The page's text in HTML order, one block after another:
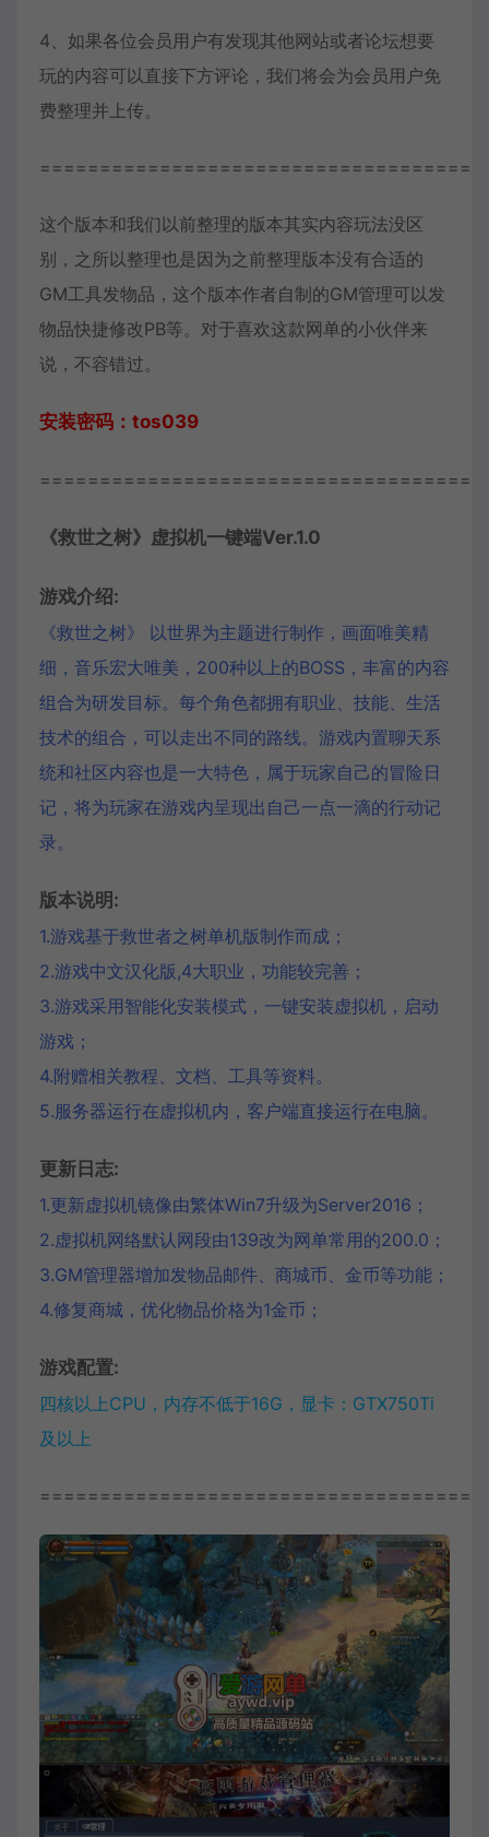
4、如果各位会员用户有发现其他网站或者论坛想要
玩的内容可以直接下方评论，我们将会为会员用户免
费整理并上传。
这个版本和我们以前整理的版本其实内容玩法没区
别，之所以整理也是因为之前整理版本没有合适的
GM工具发物品，这个版本作者自制的GM管理可以发
物品快捷修改PB等。对于喜欢这款网单的小伙伴来
说，不容错过。
安装密码：tos039
《救世之树》虚拟机一键端Ver.1.0
游戏介绍:
《救世之树》 以世界为主题进行制作，画面唯美精
细，音乐宏大唯美，200种以上的BOSS，丰富的内容
组合为研发目标。每个角色都拥有职业、技能、生活
技术的组合，可以走出不同的路线。游戏内置聊天系
统和社区内容也是一大特色，属于玩家自己的冒险日
记，将为玩家在游戏内呈现出自己一点一滴的行动记
录。
版本说明:
1.游戏基于救世者之树单机版制作而成；
2.游戏中文汉化版,4大职业，功能较完善；
3.游戏采用智能化安装模式，一键安装虚拟机，启动
游戏；
4.附赠相关教程、文档、工具等资料。
5.服务器运行在虚拟机内，客户端直接运行在电脑。
更新日志:
1.更新虚拟机镜像由繁体Win7升级为Server2016；
2.虚拟机网络默认网段由139改为网单常用的200.0；
3.GM管理器增加发物品邮件、商城币、金币等功能；
4.修复商城，优化物品价格为1金币；
游戏配置:
四核以上CPU，内存不低于16G，显卡：GTX750Ti
及以上